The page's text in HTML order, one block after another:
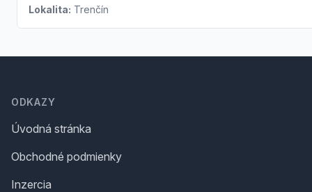
Lokalita: Trenčín
ODKAZY
Úvodná stránka
Obchodné podmienky
Inzercia